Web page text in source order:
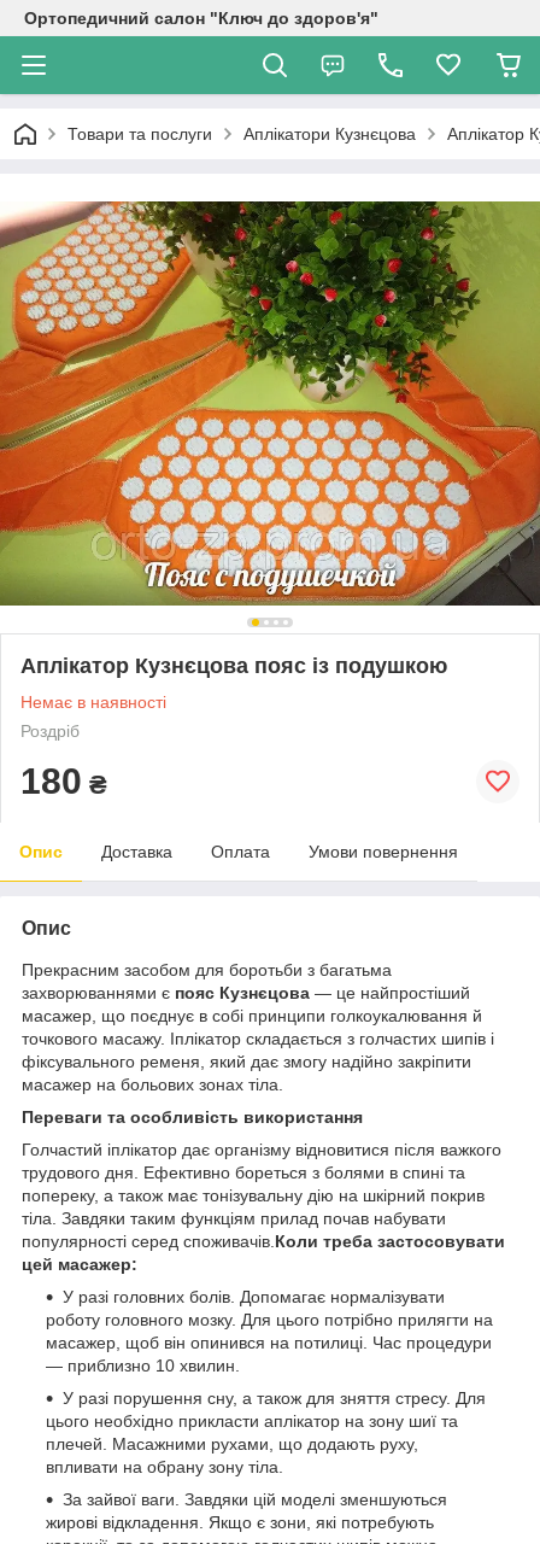
Ортопедичний салон "Ключ до здоров'я"
Товари та послуги Аплікатори Кузнєцова Аплікатор
Аплікатор Кузнєцова пояс із подушкою
Немає в наявності
Роздріб
180 ₴
Опис Доставка Оплата Умови повернення
Опис
Прекрасним засобом для боротьби з багатьма
захворюваннями є пояс Кузнєцова — це найпростіший
масажер, що поєднує в собі принципи голкоукалювання й
точкового масажу. Іплікатор складається з голчастих шипів і
фіксувального ременя, який дає змогу надійно закріпити
масажер на больових зонах тіла.
Переваги та особливість використання
Голчастий іплікатор дає організму відновитися після важкого
трудового дня. Ефективно бореться з болями в спині та
попереку, а також має тонізувальну дію на шкірний покрив
тіла. Завдяки таким функціям прилад почав набувати
популярності серед споживачів. Коли треба застосовувати
цей масажер:
У разі головних болів. Допомагає нормалізувати
роботу головного мозку. Для цього потрібно прилягти на
масажер, щоб він опинився на потилиці. Час процедури
— приблизно 10 хвилин.
У разі порушення сну, а також для зняття стресу. Для
цього необхідно прикласти аплікатор на зону шиї та
плечей. Масажними рухами, що додають руху,
впливати на обрану зону тіла.
За зайвої ваги. Завдяки цій моделі зменшуються
жирові відкладення. Якщо є зони, які потребують